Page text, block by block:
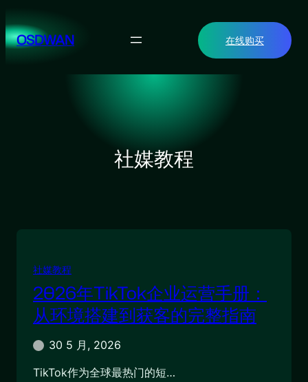
至
内OSDWAN 在线购买
社媒教程
社媒教程
2026年TikTok企业运营手册：
从环境搭建到获客的完整指南
30 5 月, 2026
TikTok作为全球最热门的短…